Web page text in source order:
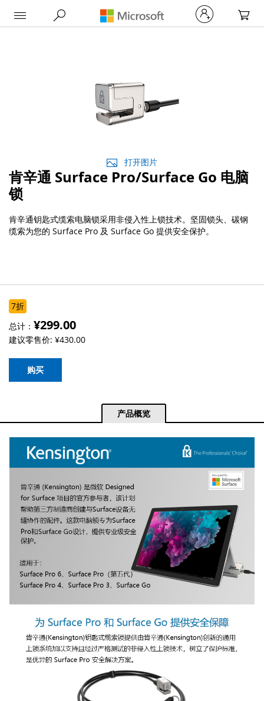
My
打开图片
肯辛通 Surface Pro/Surface Go 电脑
锁
肯辛通钥匙式缆索电脑锁采用非侵入性上锁技术。坚固锁头、碳钢
缆索为您的 Surface Pro 及 Surface Go 提供安全保护。
7折
总计： ¥299.00
建议零售价: ¥430.00
购买
产品概览